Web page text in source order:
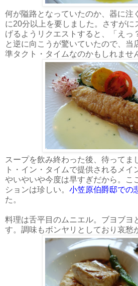
何が隘路となっていたのか、器に注
に20分以上を要しました。さすがに
げるようリクエストすると、「えっ
と逆に向こうが驚いていたので、当
準タクト・タイムなのかもしれませ
スープを飲み終わった後、待ってま
ト・イン・タイムで提供されるメイ
やいやいや今度は早すぎだから。こ
ションは珍しい。 小笠原伯爵邸での
た。
料理は舌平目のムニエル。ブヨブヨ
す。調味もボンヤリとしており哀愁